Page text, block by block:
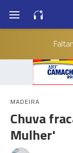
MADEIRA
Chuva
Mulher'